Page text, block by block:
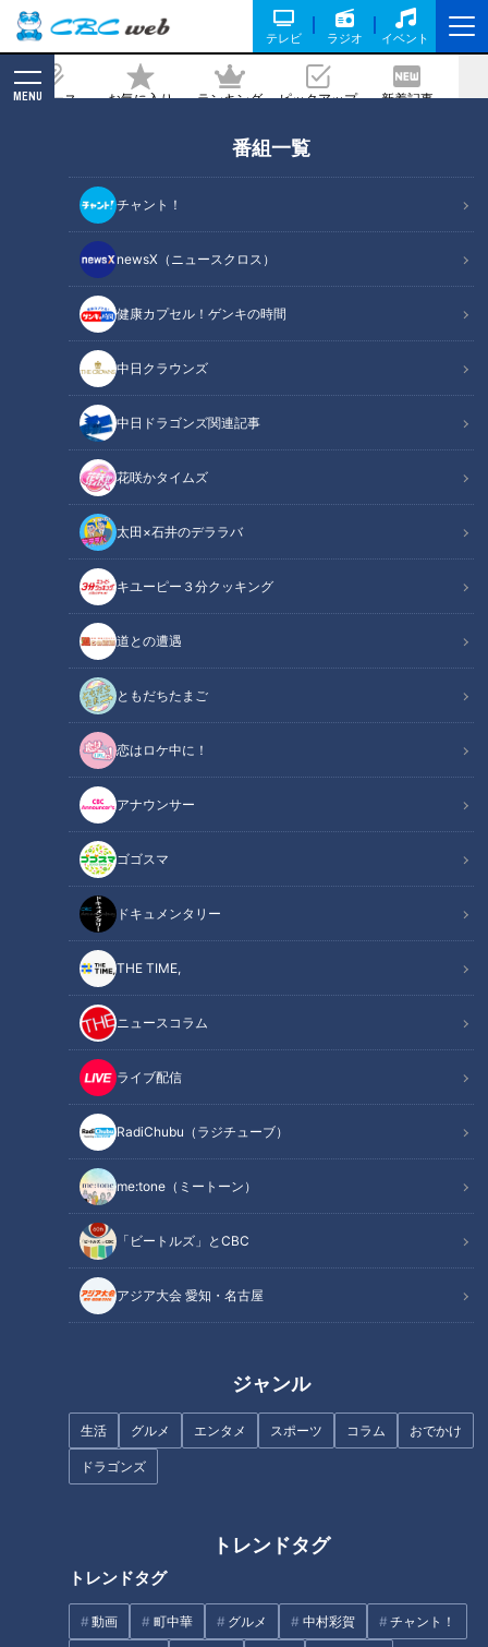
テレビ ラジオ イベント
ニュース お気に入り ランキング ピックアップ 新着記事
MENU
番組一覧
チャント！
newsX（ニュースクロス）
健康カプセル！ゲンキの時間
中日クラウンズ
中日ドラゴンズ関連記事
花咲かタイムズ
太田×石井のデララバ
キユーピー３分クッキング
道との遭遇
ともだちたまご
恋はロケ中に！
アナウンサー
ゴゴスマ
ドキュメンタリー
THE TIME,
ニュースコラム
ライブ配信
RadiChubu（ラジチューブ）
me:tone（ミートーン）
「ビートルズ」とCBC
アジア大会 愛知・名古屋
ジャンル
生活 グルメ エンタメ スポーツ コラム おでかけ
ドラゴンズ
トレンドタグ
トレンドタグ
動画 町中華 グルメ 中村彩賀 チャント！
湾ラーメンの２つの調理法を食べ比べ！
～大竹敏之のシン・名古屋めし
2025/06/02 16:05
CBCテレビ：画像『デララバ』
太田×石井のデララバ
大竹敏之のシン・名古屋めし
熱狂的ファンを魅了する名古屋めしの裏番
味仙 今池本店はトッピング式でスープすっきり
矢場味仙はミックス式。ガツンと来るがシャープな味わい
見た目は異なるが味の違いは意外にも･･･
味仙グループ各店の台湾ラーメンの調理法一覧
オススメ関連コンテンツ
熱狂的ファンを魅了する名古屋めしの裏番
名古屋めしの代表格のひとつ、台湾ラーメン。ご存じ中華料理
店「味仙」発祥の激辛ラーメンで、ホットな味わい同様にファ
ンの熱量もとびきりアツい一品です。
熱狂的ファンがいる一方、辛いものが苦手な人ではとても食べ
られず、かつ他の地方ではほぼ食べられない料理。そのため名
古屋めしの人気投票を行うと意外と票が伸びなかったりするの
ですが、好きな人の熱量は他のグルメを寄せつけない、名古屋
めしの裏番的存在といえるでしょう。
味仙 今池本店はトッピング式でスープすっきり
「味仙」は名古屋市内を中心に16店舗がありますが、5兄妹が
それぞれ別々で経営していて、いわゆるチェーン店ではありま
せん。そのため店によって微妙に味が異なることは、ファンの
名物の台湾ラーメンも、調理法からして店ごとに違いがありま
す。そのポイントは台湾ミンチとスープの合わせ方。台湾ミン
チを麺の上に盛りつけて最後にスープをかけるトッピング式、